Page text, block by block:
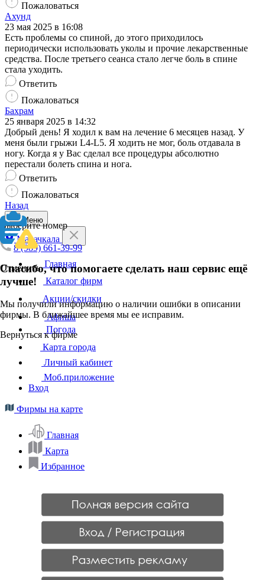
Пожаловаться
Ахунд
23 мая 2025 в 16:08
Есть проблемы со спиной, до этого приходилось
периодически использовать уколы и прочие лекарственные
средства. После третьего сеанса стало легче боль в спине
стала уходить.
Ответить
Пожаловаться
Бахрам
25 января 2025 в 14:32
Добрый день! Я ходил к вам на лечение 6 месяцев назад. У
меня были грыжи L4-L5. Я ходить не мог, боль отдавала в
ногу. Когда я у Вас сделал все процедуры абсолютно
перестали болеть спина и нога.
Ответить
Пожаловаться
Назад
Выберите номер
8 (989) 661-39-99
Отменить
Спасибо, что помогаете сделать наш сервис ещё
лучше!
Мы получили информацию о наличии ошибки в описании
фирмы. В ближайшее время мы ее исправим.
Вернуться к фирме
Меню
Махачкала
Главная
Каталог фирм
Акции/скидки
Афиша
Погода
Карта города
Личный кабинет
Моб.приложение
Вход
Фирмы на карте
Главная
Карта
Избранное